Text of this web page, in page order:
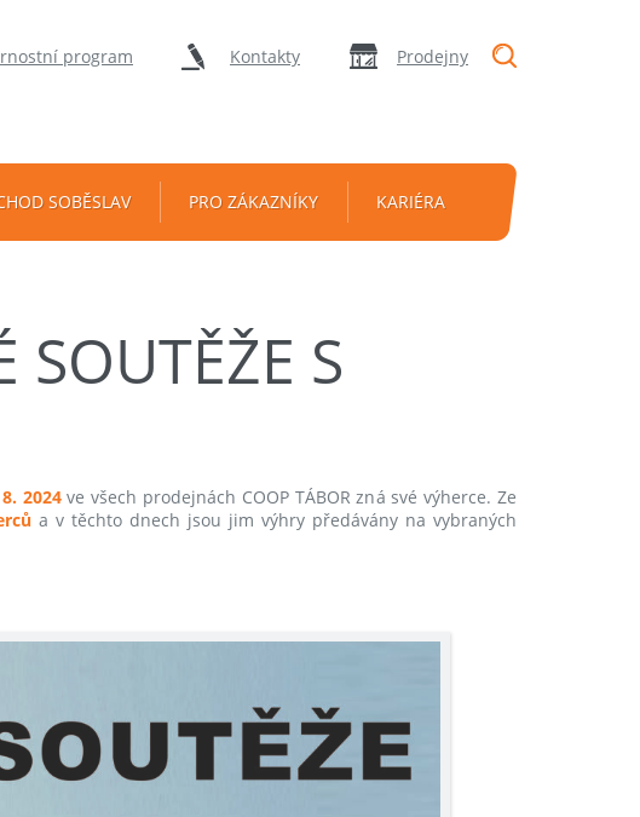
program Kontakty Prodejny
SOBĚSLAV PRO ZÁKAZNÍKY KARIÉRA
SOUTĚŽE S
2024ve všech prodejnách COOP TÁBOR zná své výherce. Ze
a v těchto dnech jsou jim výhry předávány na vybraných